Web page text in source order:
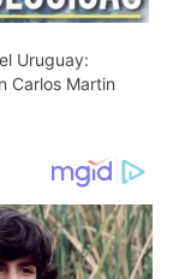
Uruguay:
Carlos Martin